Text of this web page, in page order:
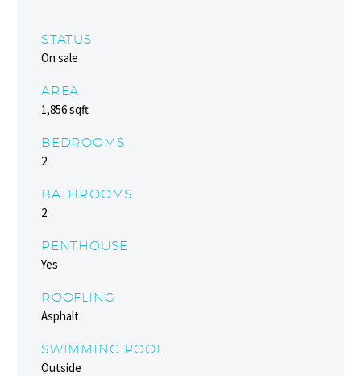
STATUS
On sale
AREA
1,856 sqft
BEDROOMS
2
BATHROOMS
2
PENTHOUSE
Yes
ROOFLING
Asphalt
SWIMMING POOL
Outside